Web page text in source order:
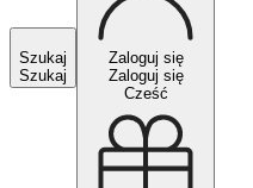
Szukaj
Szukaj
Zaloguj się
Zaloguj się
Cześć